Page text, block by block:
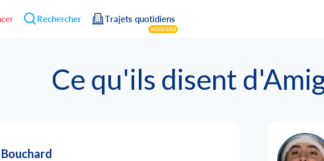
Rechercher Trajets quotidiens
NOUVEAU
Ce qu'ils disent
Bouchard